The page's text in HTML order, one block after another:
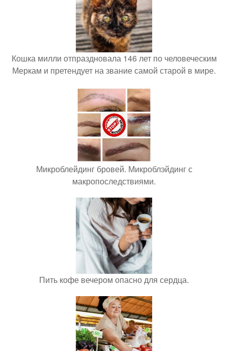
Кошка милли отпраздновала 146 лет по человеческим
Меркам и претендует на звание самой старой в мире.
Микроблейдинг бровей. Микроблэйдинг с
макропоследствиями.
Пить кофе вечером опасно для сердца.